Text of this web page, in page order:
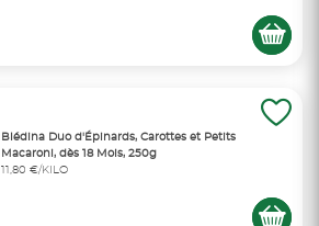
Blédina Duo d'Épinards, Carottes et Petits
Macaroni, dès 18 Mois, 250g
11,80 €/KILO